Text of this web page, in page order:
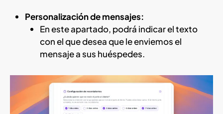
Personalización de mensajes:
En este apartado, podrá indicar el texto
con el que desea que le enviemos el
mensaje a sus huéspedes.